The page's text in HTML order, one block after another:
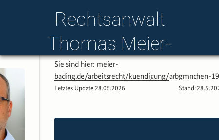
Rechtsanwalt
Thomas Meier-
Bading
Deutschland­weit.
Telefon
Sie sind hier: meier-
bading.de/arbeitsrecht/kuendigung/arbgmnchen-
Letztes Update 28.05.2026 Stand: